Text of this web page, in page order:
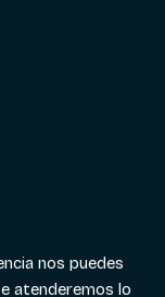
nos puedes
atenderemos lo